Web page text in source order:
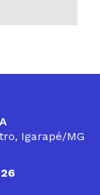
Igarapé/MG